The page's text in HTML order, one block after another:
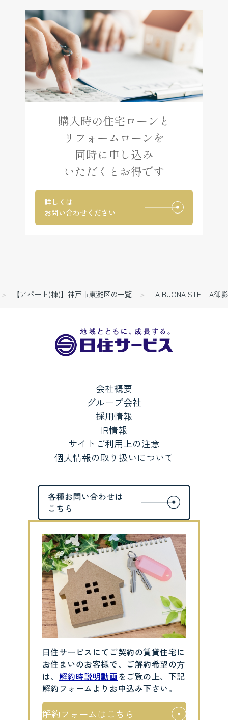
購入時の住宅ローンと
リフォームローンを
同時に申し込み
いただくとお得です
詳しくは
お問い合わせください
【アパート(棟)】神戸市東灘区の一覧 LA BUONA STELLA御影
会社概要
グループ会社
採用情報
IR情報
サイトご利用上の注意
個人情報の取り扱いについて
⽇住サービスにてご契約の賃貸住宅に
お住まいのお客様で、ご解約希望の⽅
は、 解約時説明動画をご覧の上、下記
解約フォームよりお申込み下さい。
解約フォームはこちら